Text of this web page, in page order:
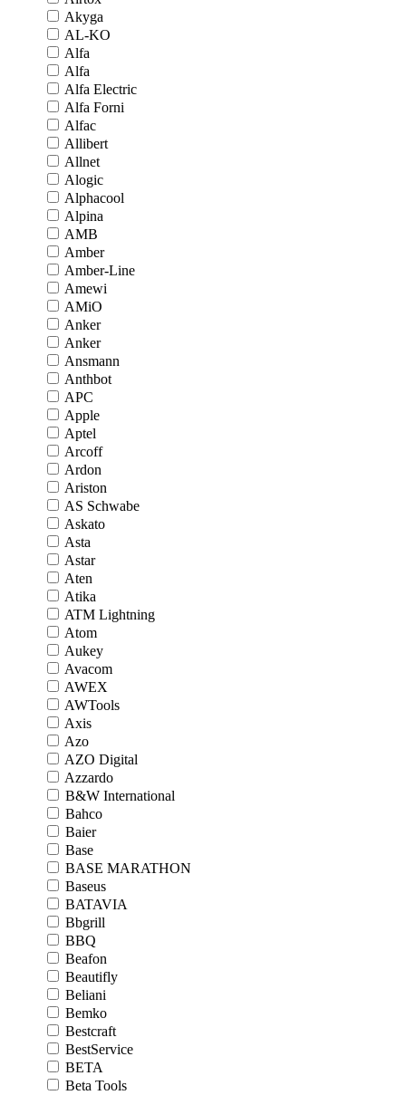
Akyga
AL-KO
Alfa
Alfa
Alfa Electric
Alfa Forni
Alfac
Allibert
Allnet
Alogic
Alphacool
Alpina
AMB
Amber
Amber-Line
Amewi
AMiO
Anker
Anker
Ansmann
Anthbot
APC
Apple
Aptel
Arcoff
Ardon
Ariston
AS Schwabe
Askato
Asta
Astar
Aten
Atika
ATM Lightning
Atom
Aukey
Avacom
AWEX
AWTools
Axis
Azo
AZO Digital
Azzardo
B&W International
Bahco
Baier
Base
BASE MARATHON
Baseus
BATAVIA
Bbgrill
BBQ
Beafon
Beautifly
Beliani
Bemko
Bestcraft
BestService
BETA
Beta Tools